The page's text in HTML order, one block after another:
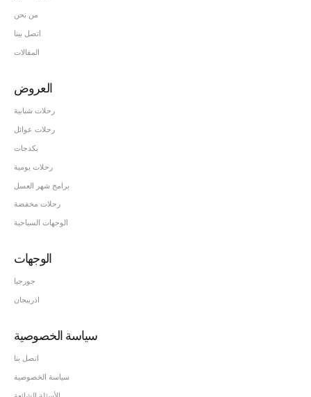
من نحن
اتصل بينا
المقالات
العروض
رحلات شبابية
رحلات عوائل
بكدجات
رحلات يومية
برامج شهر العسل
رحلات مخفضة
الوجهات السياحية
الوجهات
جورجيا
اذربيجان
سياسة الخصوصية
اتصل بنا
سياسة الخصوصية